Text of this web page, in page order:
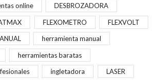
online DESBROZADORA
FLEXOMETRO FLEXVOLT
herramienta manual
herramientas baratas
ingletadora LASER